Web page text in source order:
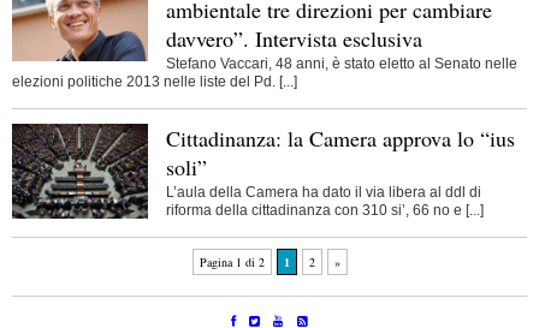
ambientale tre direzioni per cambiare
davvero”. Intervista esclusiva
Stefano Vaccari, 48 anni, è stato eletto al Senato nelle
elezioni politiche 2013 nelle liste del Pd. [...]
Cittadinanza: la Camera approva lo “ius
soli”
L’aula della Camera ha dato il via libera al ddl di
riforma della cittadinanza con 310 si’, 66 no e [...]
Pagina 1 di 2 1 2 »